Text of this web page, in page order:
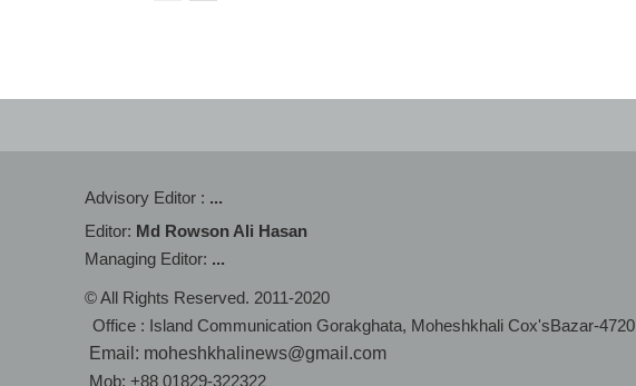
Advisory Editor : ...
Editor: Md Rowson Ali Hasan
Managing Editor: ...
© All Rights Reserved. 2011-2020
Office : Island Communication Gorakghata, Moheshkhali Cox'sBazar-4720
Email: moheshkhalinews@gmail.com
Mob: +88 01829-322322